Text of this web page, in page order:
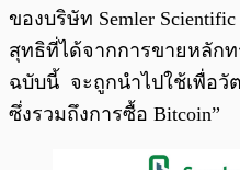
ของบริษัท Semler
สุทธิที่ได้จากการขายหลัก
ฉบับนี้ จะถูกนำไปใช้เพื่อวั
ซึ่งรวมถึงการซื้อ Bitcoin”